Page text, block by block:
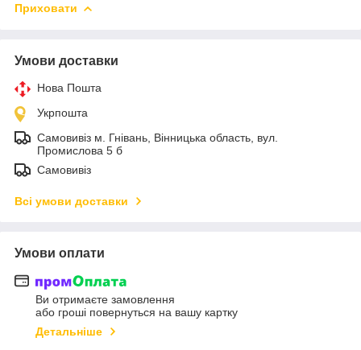
Приховати
Умови доставки
Нова Пошта
Укрпошта
Самовивіз м. Гнівань, Вінницька область, вул.
Промислова 5 б
Самовивіз
Всі умови доставки
Умови оплати
Ви отримаєте замовлення
або гроші повернуться на вашу картку
Детальніше